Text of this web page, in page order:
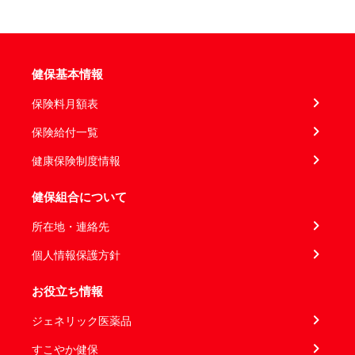
健保基本情報
保険料月額表
保険給付一覧
健康保険制度情報
健保組合について
所在地・連絡先
個人情報保護方針
お役立ち情報
ジェネリック医薬品
すこやか健保